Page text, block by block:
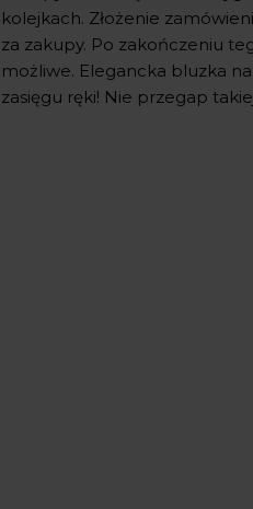
kolejkach. Złożenie
za zakupy. Po zakończeniu
możliwe. Elegancka bluzka
zasięgu ręki! Nie przegap